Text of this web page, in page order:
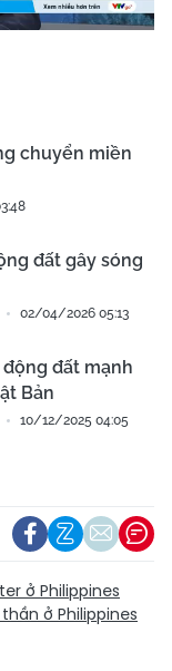
chuyển miền
đất gây sóng
02/04/2026 05:13
đất mạnh
Bản
10/12/2025 04:05
ở Philippines
ở Philippines